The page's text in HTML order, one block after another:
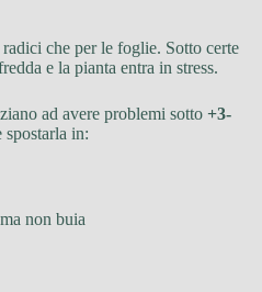
che per le foglie. Sotto certe
e la pianta entra in stress.
ad avere problemi sotto +3-
in:
non buia